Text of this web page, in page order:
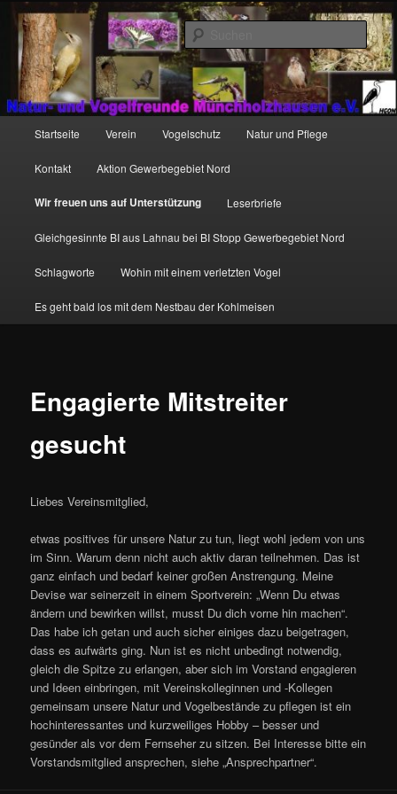
Zum
primären
Inhalt
springen
http://natur-und-vogelfreunde-muenchholzhausen.de/wp-
content/uploads/2017/12/cropped-HGON_logo.jpg
Startseite Verein Vogelschutz Natur und Pflege
Kontakt Aktion Gewerbegebiet Nord
Wir freuen uns auf Unterstützung Leserbriefe
Gleichgesinnte BI aus Lahnau bei BI Stopp Gewerbegebiet Nord
Schlagworte Wohin mit einem verletzten Vogel
Es geht bald los mit dem Nestbau der Kohlmeisen
Engagierte Mitstreiter
gesucht
Liebes Vereinsmitglied,
etwas positives für unsere Natur zu tun, liegt wohl jedem von uns
im Sinn. Warum denn nicht auch aktiv daran teilnehmen. Das ist
ganz einfach und bedarf keiner großen Anstrengung. Meine
Devise war seinerzeit in einem Sportverein: „Wenn Du etwas
ändern und bewirken willst, musst Du dich vorne hin machen“.
Das habe ich getan und auch sicher einiges dazu beigetragen,
dass es aufwärts ging. Nun ist es nicht unbedingt notwendig,
gleich die Spitze zu erlangen, aber sich im Vorstand engagieren
und Ideen einbringen, mit Vereinskolleginnen und -Kollegen
gemeinsam unsere Natur und Vogelbestände zu pflegen ist ein
hochinteressantes und kurzweiliges Hobby – besser und
gesünder als vor dem Fernseher zu sitzen. Bei Interesse bitte ein
Vorstandsmitglied ansprechen, siehe „Ansprechpartner“.